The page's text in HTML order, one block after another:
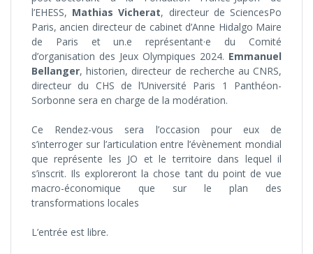
l’EHESS, Mathias Vicherat, directeur de SciencesPo
Paris, ancien directeur de cabinet d’Anne Hidalgo Maire
de Paris et un.e représentant·e du Comité
d’organisation des Jeux Olympiques 2024. Emmanuel
Bellanger, historien, directeur de recherche au CNRS,
directeur du CHS de l’Université Paris 1 Panthéon-
Sorbonne sera en charge de la modération.
Ce Rendez-vous sera l’occasion pour eux de
s’interroger sur l’articulation entre l’évènement mondial
que représente les JO et le territoire dans lequel il
s’inscrit. Ils exploreront la chose tant du point de vue
macro-économique que sur le plan des
transformations locales
L’entrée est libre.